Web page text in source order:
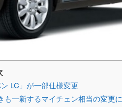
LC」が一部仕様変更
一新するマイチェン相当の変更に